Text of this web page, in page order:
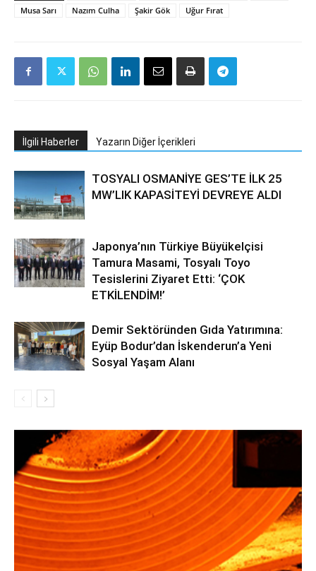
Musa Sarı Nazım Culha Şakir Gök Uğur Fırat
İlgili Haberler Yazarın Diğer İçerikleri
TOSYALI OSMANİYE GES’TE İLK 25
MW’LIK KAPASİTEYİ DEVREYE ALDI
Japonya’nın Türkiye Büyükelçisi
Tamura Masami, Tosyalı Toyo
Tesislerini Ziyaret Etti: ‘ÇOK
ETKİLENDİM!’
Demir Sektöründen Gıda Yatırımına:
Eyüp Bodur’dan İskenderun’a Yeni
Sosyal Yaşam Alanı